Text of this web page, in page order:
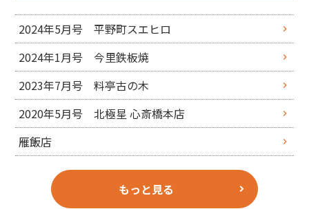
2024年5月号 平野町スエヒロ
2024年1月号 今里鉄板焼
2023年7月号 料亭古の木
2020年5月号 北極星 心斎橋本店
雁飯店
もっと見る